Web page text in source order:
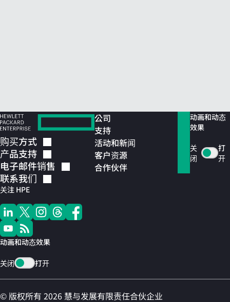
购买方式
产品支持
电子邮件销售
联系我们
关注 HPE
动画和动态效果
关闭 打开
公司
支持
活动和新闻
客户资源
合作伙伴
动画和动态
效果
关
闭
打
开
© 版权所有 2026 慧与发展有限责任合伙企业